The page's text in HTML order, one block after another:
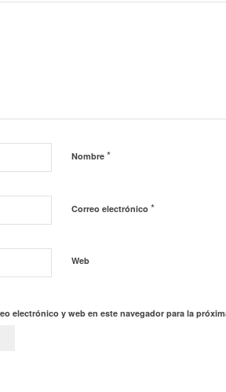
Nombre *
Correo electrónico *
Web
electrónico y web en este navegador para la